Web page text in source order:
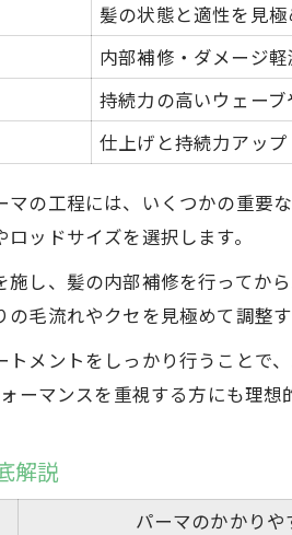
髪の状態と適性を見極
内部補修・ダメージ軽
持続力の高いウェー
仕上げと持続力アップ
の工程には、いくつかの重要
ッドサイズを選択します。
し、髪の内部補修を行ってか
毛流れやクセを見極めて調整す
メントをしっかり行うことで
ーマンスを重視する方にも理想
解説
パーマのかかりや